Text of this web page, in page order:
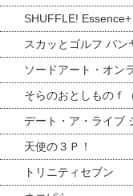
SHUFFLE! Essence+
スカッとゴルフ パン
ソードアート・オン
そらのおとしものｆ
デート・ア・ライブ
天使の３Ｐ！
トリニティセブン